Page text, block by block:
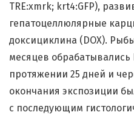
TRE:xmrk; krt4:GFP),
гепатоцеллюлярные
доксициклина (DOX).
месяцев обрабатывались
протяжении 25 дней и
окончания экспозиции
с последующим